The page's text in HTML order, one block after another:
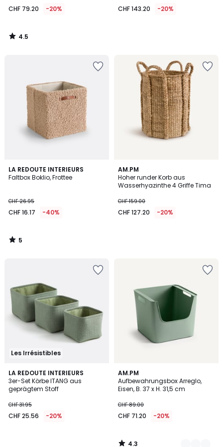
statt
99.00
20%
CHF 79.20 -20%
4.5
/
CHF 143.20 -20%
LA REDOUTE INTERIEURS
Faltbox Boklio, Frottee
CHF 26.95
CHF 16.17 -40%
5
/
5
/
AM.PM
Hoher runder Korb aus
Wasserhyazinthe 4 Griffe Tima
CHF 159.00
CHF 127.20 -20%
Les Irrésistibles
LA REDOUTE INTERIEURS
3er-Set Körbe ITANG aus
geprägtem Stoff
CHF 31.95
CHF 25.56 -20%
AM.PM
Aufbewahrungsbox Arreglo,
Eisen, B. 37 x H. 31,5 cm
CHF 89.00
CHF 71.20 -20%
4.3
/ 5
5
Farben
4.3